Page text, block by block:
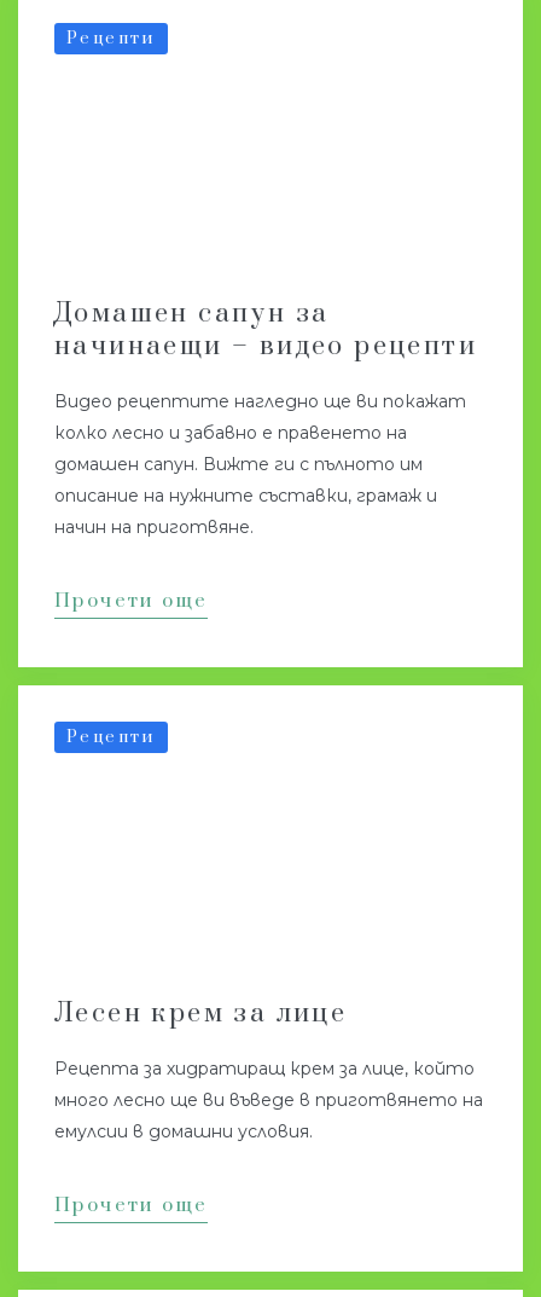
Рецепти
Домашен сапун за
начинаещи – видео рецепти
Видео рецептите нагледно ще ви покажат
колко лесно и забавно е правенето на
домашен сапун. Вижте ги с пълното им
описание на нужните съставки, грамаж и
начин на приготвяне.
Прочети още
Рецепти
Лесен крем за лице
Рецепта за хидратиращ крем за лице, който
много лесно ще ви въведе в приготвянето на
емулсии в домашни условия.
Прочети още